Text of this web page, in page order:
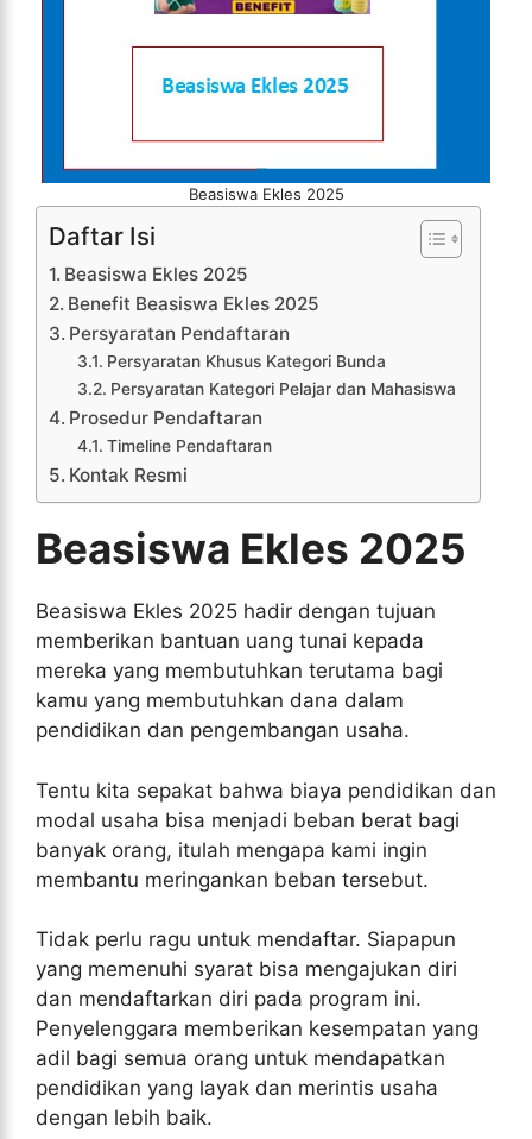
Beasiswa Ekles 2025
Daftar Isi
Beasiswa Ekles 2025
Benefit Beasiswa Ekles 2025
Persyaratan Pendaftaran
Persyaratan Khusus Kategori Bunda
Persyaratan Kategori Pelajar dan Mahasiswa
Prosedur Pendaftaran
Timeline Pendaftaran
Kontak Resmi
Beasiswa Ekles 2025
Beasiswa Ekles 2025 hadir dengan tujuan
memberikan bantuan uang tunai kepada
mereka yang membutuhkan terutama bagi
kamu yang membutuhkan dana dalam
pendidikan dan pengembangan usaha.
Tentu kita sepakat bahwa biaya pendidikan dan
modal usaha bisa menjadi beban berat bagi
banyak orang, itulah mengapa kami ingin
membantu meringankan beban tersebut.
Tidak perlu ragu untuk mendaftar. Siapapun
yang memenuhi syarat bisa mengajukan diri
dan mendaftarkan diri pada program ini.
Penyelenggara memberikan kesempatan yang
adil bagi semua orang untuk mendapatkan
pendidikan yang layak dan merintis usaha
dengan lebih baik.